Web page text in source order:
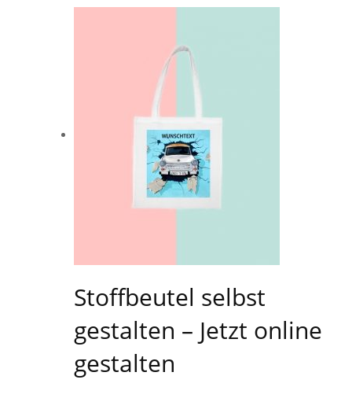
Stoffbeutel selbst
gestalten – Jetzt online
gestalten